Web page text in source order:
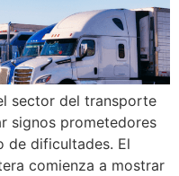
sector del transporte
signos prometedores
de dificultades. El
comienza a mostrar